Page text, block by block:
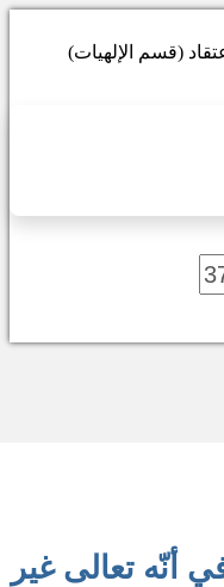
(قسم الإلهیات)
أنّه تعالى غير